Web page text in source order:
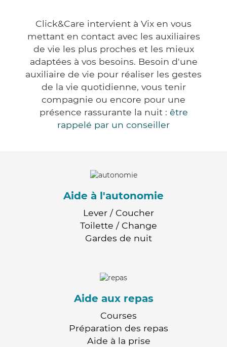
Click&Care intervient à Vix en vous
mettant en contact avec les auxiliaires
de vie les plus proches et les mieux
adaptées à vos besoins. Besoin d'une
auxiliaire de vie pour réaliser les gestes
de la vie quotidienne, vous tenir
compagnie ou encore pour une
présence rassurante la nuit : être
rappelé par un conseiller
Aide à l'autonomie
Lever / Coucher
Toilette / Change
Gardes de nuit
Aide aux repas
Courses
Préparation des repas
Aide à la prise